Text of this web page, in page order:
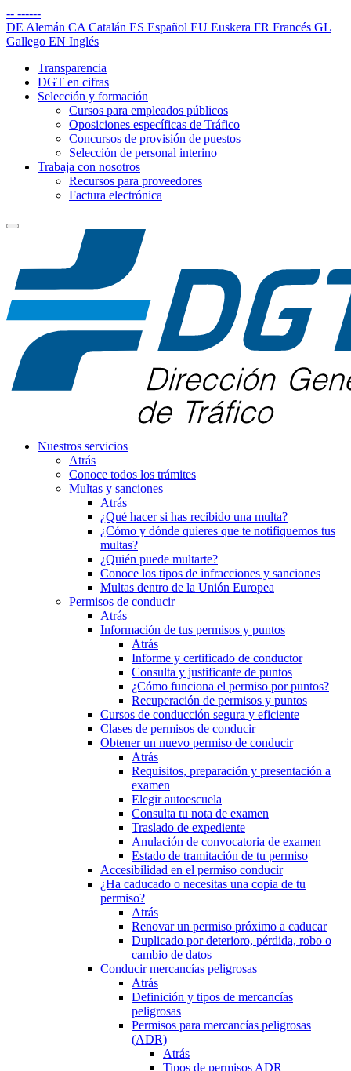
-- ------
DE Alemán CA Catalán ES Español EU Euskera FR Francés GL
Gallego EN Inglés
Transparencia
DGT en cifras
Selección y formación
Cursos para empleados públicos
Oposiciones específicas de Tráfico
Concursos de provisión de puestos
Selección de personal interino
Trabaja con nosotros
Recursos para proveedores
Factura electrónica
Nuestros servicios
Atrás
Conoce todos los trámites
Multas y sanciones
Atrás
¿Qué hacer si has recibido una multa?
¿Cómo y dónde quieres que te notifiquemos tus
multas?
¿Quién puede multarte?
Conoce los tipos de infracciones y sanciones
Multas dentro de la Unión Europea
Permisos de conducir
Atrás
Información de tus permisos y puntos
Atrás
Informe y certificado de conductor
Consulta y justificante de puntos
¿Cómo funciona el permiso por puntos?
Recuperación de permisos y puntos
Cursos de conducción segura y eficiente
Clases de permisos de conducir
Obtener un nuevo permiso de conducir
Atrás
Requisitos, preparación y presentación a
examen
Elegir autoescuela
Consulta tu nota de examen
Traslado de expediente
Anulación de convocatoria de examen
Estado de tramitación de tu permiso
Accesibilidad en el permiso conducir
¿Ha caducado o necesitas una copia de tu
permiso?
Atrás
Renovar un permiso próximo a caducar
Duplicado por deterioro, pérdida, robo o
cambio de datos
Conducir mercancías peligrosas
Atrás
Definición y tipos de mercancías
peligrosas
Permisos para mercancías peligrosas
(ADR)
Atrás
Tipos de permisos ADR